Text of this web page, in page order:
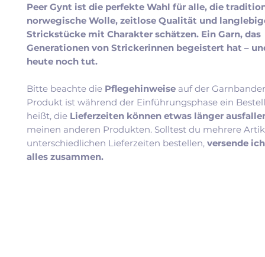
Peer Gynt ist die perfekte Wahl für alle, die
norwegische Wolle, zeitlose Qualität und
Strickstücke mit Charakter schätzen. Ein Garn, das
Generationen von Strickerinnen begeistert hat –
heute noch tut.
Bitte beachte die Pflegehinweise auf der
Produkt ist während der Einführungsphase ein
heißt, die Lieferzeiten können etwas länger
meinen anderen Produkten. Solltest du mehrere
unterschiedlichen Lieferzeiten bestellen, versende
alles zusammen.